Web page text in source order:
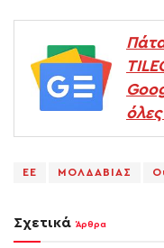
όλες
EE ΜΟΛΔΑΒΙΑΣ
Σχετικά Άρθρα